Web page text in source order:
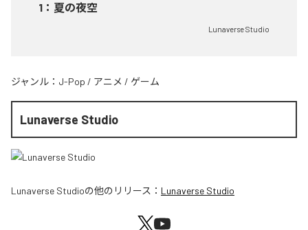
1 ： 夏の夜空
Lunaverse Studio
ジャンル： J-Pop / アニメ / ゲーム
Lunaverse Studio
Lunaverse Studioの他のリリース： Lunaverse Studio